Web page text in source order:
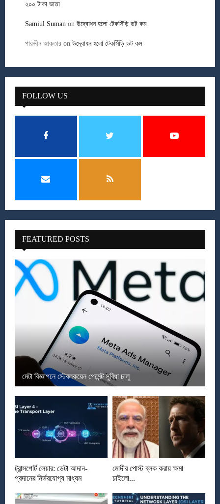
২০০ টাকা ভাতা
Samiul Suman on উদ্বোধন হলো টেকসিঁড়ি ডট কম
পারভীন আকতার on উদ্বোধন হলো টেকসিঁড়ি ডট কম
FOLLOW US
FEATURED POSTS
মেটা বিজ্ঞাপনে স্টেবলকয়েন পেমেন্ট সুবিধা চালু
ট্রান্সপোর্ট লেয়ার: ডেটা আদান-
প্রদানের নির্ভরযোগ্য মাধ্যম
মোদীর পোস্ট ব্লক করায় ক্ষমা
চাইলো...